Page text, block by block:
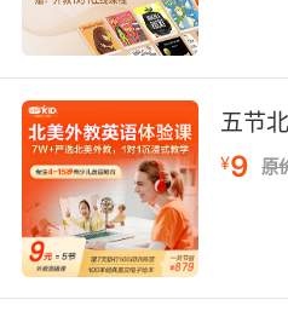
索。一边洗菜，一边用
“carrot,tomato…”让孩
简单的
开始听不懂，但通过您
能理解。语言在真实场
学习。尊重孩子的“沉默
学习中，有一个概念特
期”。就像孩子学说话，
英语学习同样需要大量
五节
¥9 原